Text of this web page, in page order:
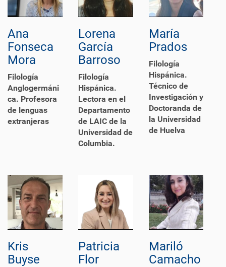
Ana
Fonseca
Mora
Filología
Anglogermáni
ca. Profesora
de lenguas
extranjeras
Lorena
García
Barroso
Filología
Hispánica.
Lectora en el
Departamento
de LAIC de la
Universidad de
Columbia.
María
Prados
Filología
Hispánica.
Técnico de
Investigación y
Doctoranda de
la Universidad
de Huelva
Kris
Buyse
Patricia
Flor
Mariló
Camacho